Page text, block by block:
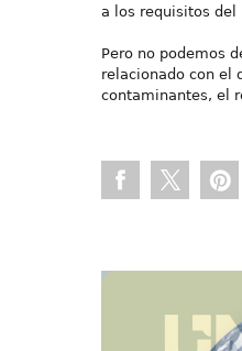
a los requisitos del
Pero no podemos
relacionado con el
contaminantes, el